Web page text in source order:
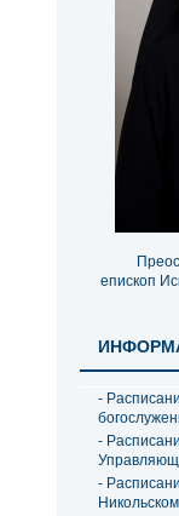
епископ
-
-
-